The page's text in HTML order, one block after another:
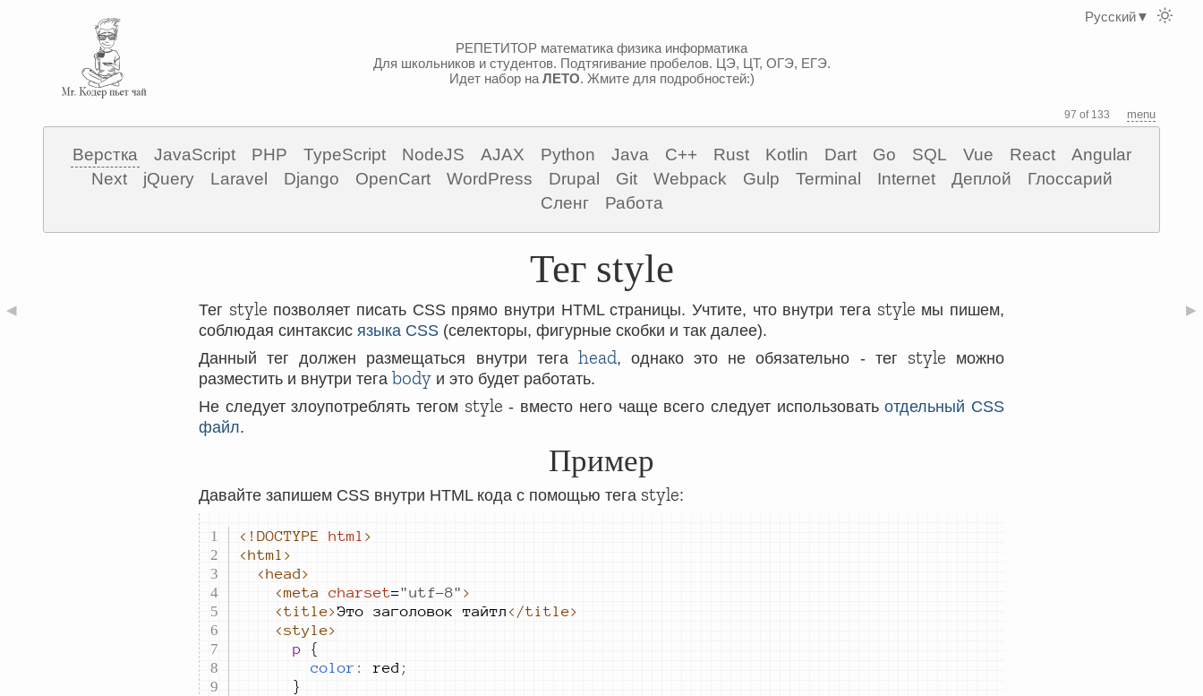
РЕПЕТИТОР математика физика информатика
Для школьников и студентов. Подтягивание пробелов. ЦЭ, ЦТ, ОГЭ, ЕГЭ.
Идет набор на ЛЕТО. Жмите для подробностей:)
97 of 133 menu
Верстка JavaScript PHP TypeScript NodeJS AJAX Python Java C++ Rust Kotlin Dart Go SQL Vue React
Angular
Next
jQuery Laravel Django OpenCart WordPress Drupal Git Webpack Gulp Terminal Internet Деплой
Глоссарий
Сленг
Работа
◀ ▶
Тег style
Тег style позволяет писать CSS прямо внутри HTML страницы. Учтите, что внутри тега style мы пишем,
соблюдая синтаксис языка CSS (селекторы, фигурные скобки и так далее).
Данный тег должен размещаться внутри тега head, однако это не обязательно - тег style можно
разместить и внутри тега body и это будет работать.
Не следует злоупотреблять тегом style - вместо него чаще всего следует использоватьотдельный CSS
файл.
Пример
Давайте запишем CSS внутри HTML кода с помощью тега style:
<!DOCTYPE html >
<html>
<head>
<meta
charset="utf-8" >
<title>Это заголовок тайтл </title>
<style>
			p
color : red ;
Русский▼